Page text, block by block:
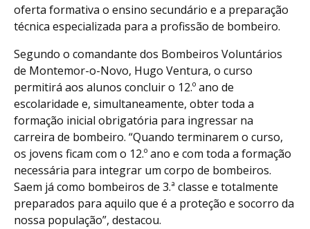
oferta formativa o ensino secundário e a preparação
técnica especializada para a profissão de bombeiro.
Segundo o comandante dos Bombeiros Voluntários
de Montemor-o-Novo, Hugo Ventura, o curso
permitirá aos alunos concluir o 12.º ano de
escolaridade e, simultaneamente, obter toda a
formação inicial obrigatória para ingressar na
carreira de bombeiro. “Quando terminarem o curso,
os jovens ficam com o 12.º ano e com toda a formação
necessária para integrar um corpo de bombeiros.
Saem já como bombeiros de 3.ª classe e totalmente
preparados para aquilo que é a proteção e socorro da
nossa população”, destacou.